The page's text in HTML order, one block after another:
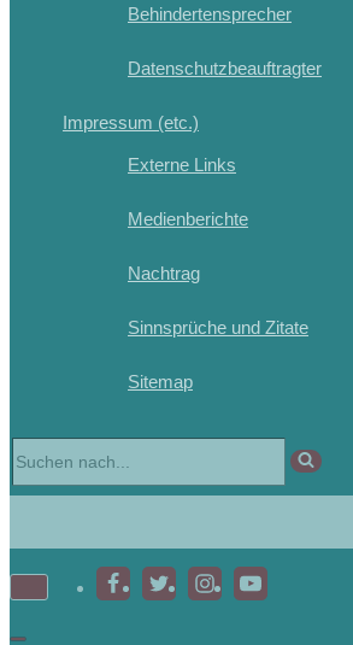
Behindertensprecher
Datenschutzbeauftragter
Impressum (etc.)
Externe Links
Medienberichte
Nachtrag
Sinnsprüche und Zitate
Sitemap